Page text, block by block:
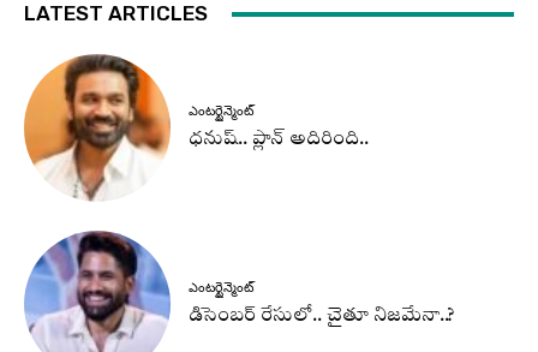
LATEST ARTICLES
ఎంటర్టైన్మెంట్
ధనుష్‌.. ప్లాన్ అదిరింది..
ఎంటర్టైన్మెంట్
డిసెంబర్ రేసులో.. చైతూ నిజమేనా..?